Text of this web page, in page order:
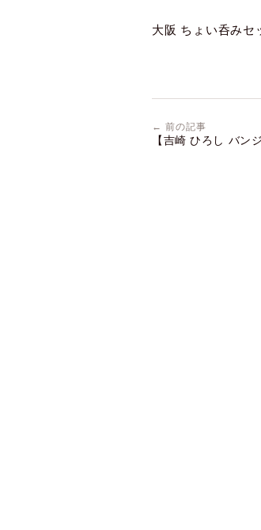
大阪 ちょい呑みセ
← 前の記事
【吉崎 ひろし バン